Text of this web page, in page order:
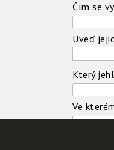
Čím se
Uveď
Který
Ve